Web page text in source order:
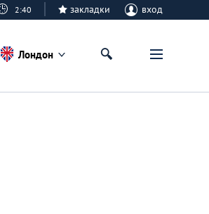
2:40 закладки вход
Лондон